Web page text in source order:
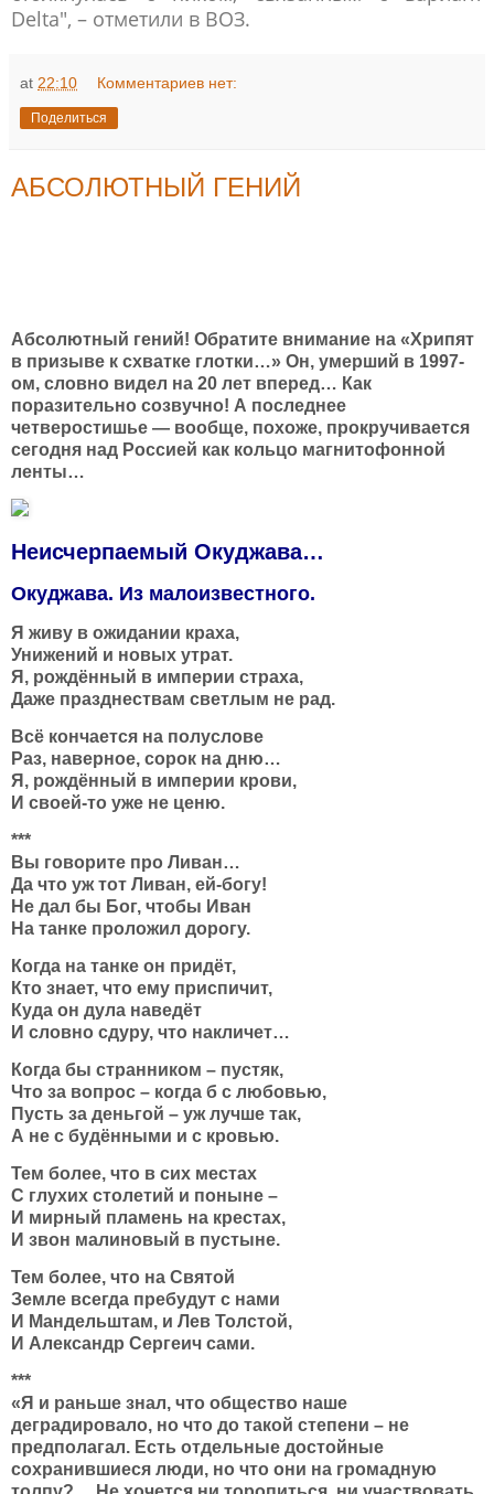
Delta", – отметили в ВОЗ.
at 22:10 Комментариев нет:
Поделиться
АБСОЛЮТНЫЙ ГЕНИЙ
Абсолютный гений! Обратите внимание на «Хрипят
в призыве к схватке глотки…» Он, умерший в 1997-
ом, словно видел на 20 лет вперед… Как
поразительно созвучно! А последнее
четверостишье — вообще, похоже, прокручивается
сегодня над Россией как кольцо магнитофонной
ленты…
Неисчерпаемый Окуджава…
Окуджава. Из малоизвестного.
Я живу в ожидании краха,
Унижений и новых утрат.
Я, рождённый в империи страха,
Даже празднествам светлым не рад.
Всё кончается на полуслове
Раз, наверное, сорок на дню…
Я, рождённый в империи крови,
И своей-то уже не ценю.
***
Вы говорите про Ливан…
Да что уж тот Ливан, ей-богу!
Не дал бы Бог, чтобы Иван
На танке проложил дорогу.
Когда на танке он придёт,
Кто знает, что ему приспичит,
Куда он дула наведёт
И словно сдуру, что накличет…
Когда бы странником – пустяк,
Что за вопрос – когда б с любовью,
Пусть за деньгой – уж лучше так,
А не с будёнными и с кровью.
Тем более, что в сих местах
С глухих столетий и поныне –
И мирный пламень на крестах,
И звон малиновый в пустыне.
Тем более, что на Святой
Земле всегда пребудут с нами
И Мандельштам, и Лев Толстой,
И Александр Сергеич сами.
***
«Я и раньше знал, что общество наше
деградировало, но что до такой степени – не
предполагал. Есть отдельные достойные
сохранившиеся люди, но что они на громадную